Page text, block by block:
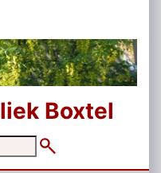
Boxtel